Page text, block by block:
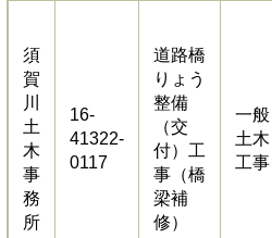
須
賀
川
土
木
事
務
所
16-
41322-
0117
道路橋
りょう
整備
（交
付）工
事（橋
梁補
修）
一般
土木
工事